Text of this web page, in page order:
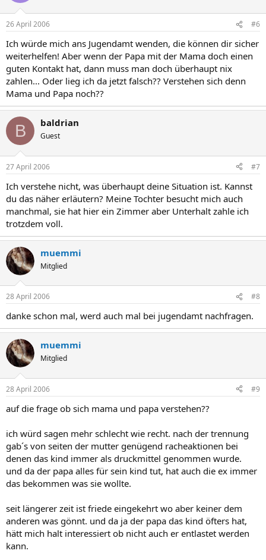
26 April 2006 #6
Ich würde mich ans Jugendamt wenden, die können dir sicher
weiterhelfen! Aber wenn der Papa mit der Mama doch einen
guten Kontakt hat, dann muss man doch überhaupt nix
zahlen... Oder lieg ich da jetzt falsch?? Verstehen sich denn
Mama und Papa noch??
B baldrian
Guest
27 April 2006 #7
Ich verstehe nicht, was überhaupt deine Situation ist. Kannst
du das näher erläutern? Meine Tochter besucht mich auch
manchmal, sie hat hier ein Zimmer aber Unterhalt zahle ich
trotzdem voll.
muemmi
Mitglied
28 April 2006 #8
danke schon mal, werd auch mal bei jugendamt nachfragen.
muemmi
Mitglied
28 April 2006 #9
auf die frage ob sich mama und papa verstehen??
ich würd sagen mehr schlecht wie recht. nach der trennung
gab´s von seiten der mutter genügend racheaktionen bei
denen das kind immer als druckmittel genommen wurde.
und da der papa alles für sein kind tut, hat auch die ex immer
das bekommen was sie wollte.
seit längerer zeit ist friede eingekehrt wo aber keiner dem
anderen was gönnt. und da ja der papa das kind öfters hat,
hätt mich halt interessiert ob nicht auch er entlastet werden
kann.